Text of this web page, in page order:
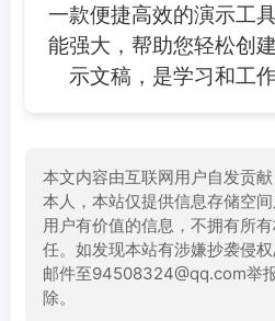
一款便捷高效的演示工
能强大，帮助您轻松创
示文稿，是学习和工
本文内容由互联网用户自发贡
本人，本站仅提供信息存储空
用户有价值的信息，不拥有所
任。如发现本站有涉嫌抄袭侵
邮件至94508324@qq.com举
除。